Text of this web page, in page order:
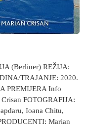
(Berliner) REŽIJA:
TRAJANJE: 2020.
PREMIJERA Info
FOTOGRAFIJA:
Ioana Chitu,
Marian